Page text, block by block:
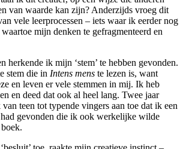
van waarde kan zijn? Anderzijds vroeg dit
vele leerprocessen – iets waar ik eerder nog
mijn denken te gefragmenteerd en
herkende ik mijn ‘stem’ te hebben gevonden.
stem die in Intens mens te lezen is, want
en leven er vele stemmen in mij. Ik heb
en deed dat ook al heel lang. Twee jaar
teen tot typende vingers aan toe dat ik een
gevonden die ik ook werkelijke wilde